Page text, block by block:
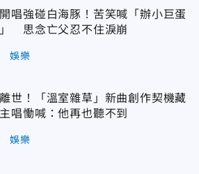
唱強碰白海豚！苦笑喊「辦小巨蛋
思念亡父忍不住淚崩
娛樂
世！「溫室雜草」新曲創作契機藏
唱慟喊：他再也聽不到
娛樂